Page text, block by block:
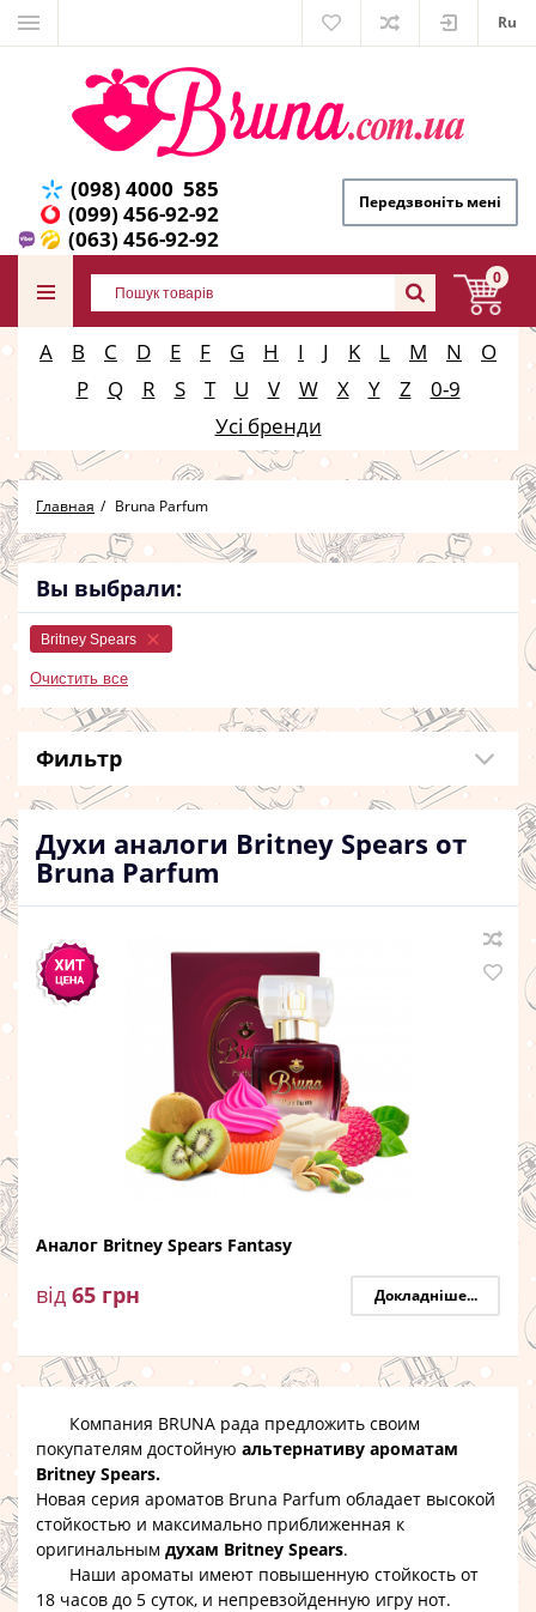
Ru
(098) 4000 585
(099) 456-92-92
(063) 456-92-92
Передзвоніть мені
0
A B C D E F G H I J K L M N
O
P
Q R S T U V W X Y Z
0-9
Усі бренди
Главная Bruna Parfum
Вы выбрали:
Britney Spears
Очистить все
Фильтр
Духи аналоги Britney Spears от
Bruna Parfum
Аналог Britney Spears Fantasy
від 65 грн Докладніше...
Компания BRUNA рада предложить своим
покупателям достойную альтернативу ароматам
Britney Spears.
Новая серия ароматов Bruna Parfum обладает высокой
стойкостью и максимально приближенная к
оригинальным духам Britney Spears.
Наши ароматы имеют повышенную стойкость от
18 часов до 5 суток, и непревзойденную игру нот.